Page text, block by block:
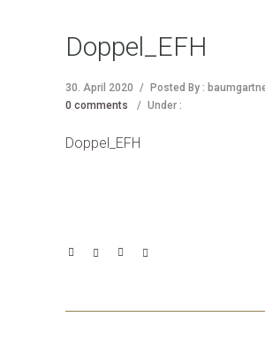
Doppel_EFH
30. April 2020 / Posted By :
0 comments
/ Under :
Doppel_EFH